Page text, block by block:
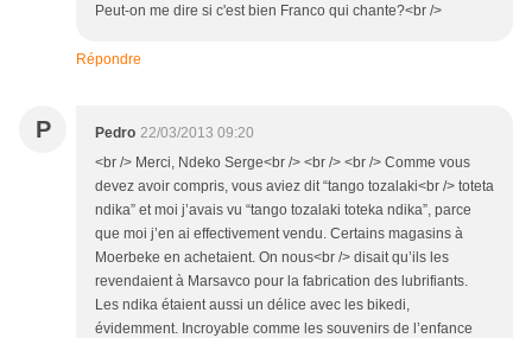
Peut-on me dire si c'est bien Franco qui chante?<br />
Répondre
P Pedro 22/03/2013 09:20
<br /> Merci, Ndeko Serge<br /> <br /> <br /> Comme vous
devez avoir compris, vous aviez dit “tango tozalaki<br /> toteta
ndika” et moi j’avais vu “tango tozalaki toteka ndika”, parce
que moi j’en ai effectivement vendu. Certains magasins à
Moerbeke en achetaient. On nous<br /> disait qu’ils les
revendaient à Marsavco pour la fabrication des lubrifiants.
Les ndika étaient aussi un délice avec les bikedi,
évidemment. Incroyable comme les souvenirs de l’enfance